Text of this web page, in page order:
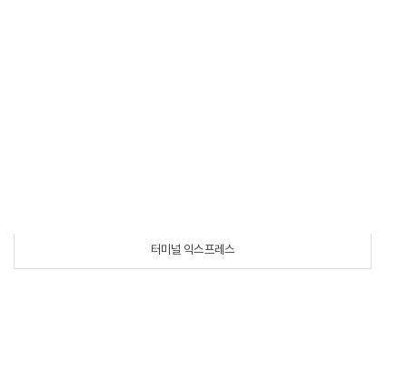
터미널 익스프레스